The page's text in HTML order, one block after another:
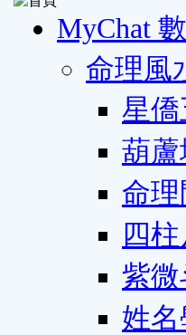
MyChat
命理風
星
葫蘆
命
四
紫
姓名